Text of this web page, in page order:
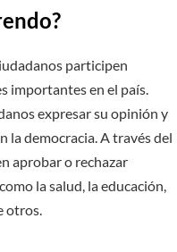
participen
importantes en el país.
expresar su opinión y
la democracia. A través del
aprobar o rechazar
la salud, la educación,
otros.